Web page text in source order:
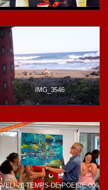
IMG_3546
VELI-20-TEMPS-DE-POESIE-006